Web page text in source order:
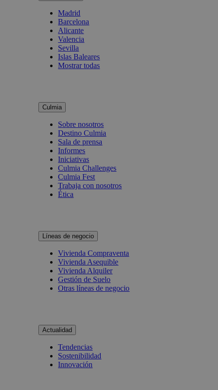
Madrid
Barcelona
Alicante
Valencia
Sevilla
Islas Baleares
Mostrar todas
Culmia
Sobre nosotros
Destino Culmia
Sala de prensa
Informes
Iniciativas
Culmia Challenges
Culmia Fest
Trabaja con nosotros
Ética
Líneas de negocio
Vivienda Compraventa
Vivienda Asequible
Vivienda Alquiler
Gestión de Suelo
Otras líneas de negocio
Actualidad
Tendencias
Sostenibilidad
Innovación